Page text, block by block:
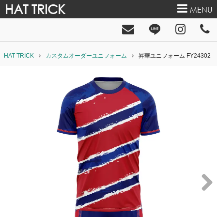
HAT TRICK MENU
HAT TRICK カスタムオーダーユニフォーム 昇華ユニフォーム FY24302